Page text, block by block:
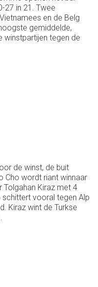
27 in 21. Twee
en de Belg
gemiddelde,
winstpartijen tegen de
de winst, de buit
Cho wordt riant winnaar
Kiraz met 4
schittert vooral tegen Alp
Kiraz wint de Turkse